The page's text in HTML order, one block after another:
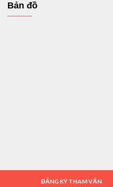
Bản đồ
ĐĂNG KÝ THAM VẤN